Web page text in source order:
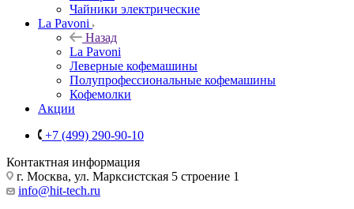
Чайники электрические
La Pavoni
Назад
La Pavoni
Леверные кофемашины
Полупрофессиональные кофемашины
Кофемолки
Акции
+7 (499) 290-90-10
Контактная информация
г. Москва, ул. Марксистская 5 строение 1
info@hit-tech.ru